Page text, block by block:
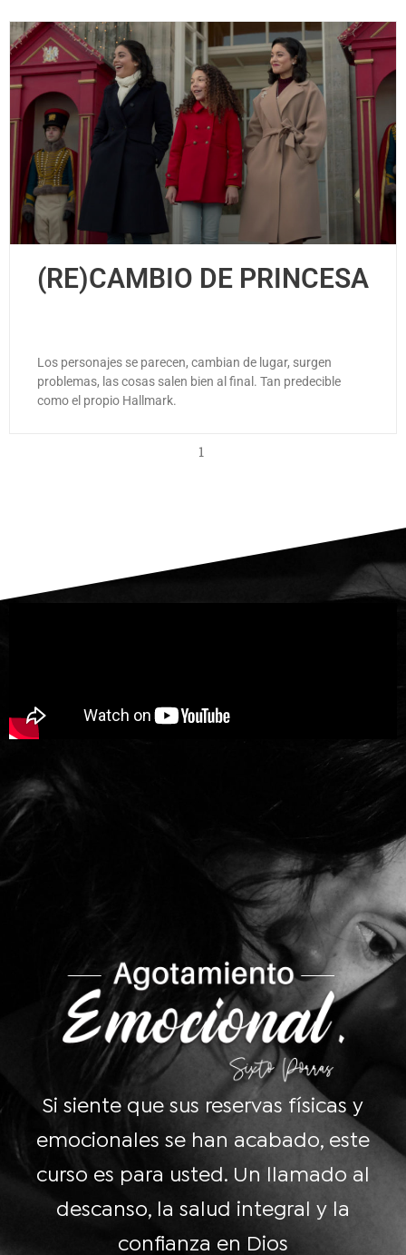
(RE)CAMBIO DE PRINCESA
Los personajes se parecen, cambian de lugar, surgen
problemas, las cosas salen bien al final. Tan predecible
como el propio Hallmark.
1
Si siente que sus reservas físicas y
emocionales se han acabado, este
curso es para usted. Un llamado al
descanso, la salud integral y la
confianza en Dios